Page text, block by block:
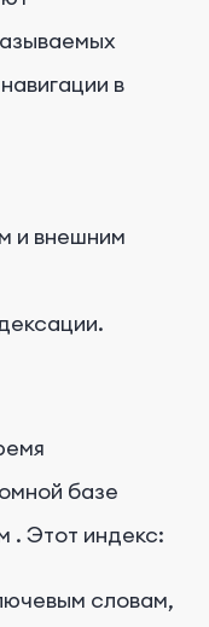
в
и внешним
базе
. Этот индекс:
словам,